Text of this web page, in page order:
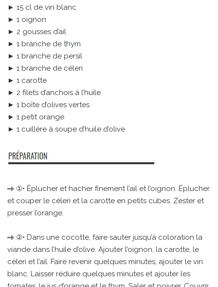
► 15 cl de vin blanc
► 1 oignon
► 2 gousses d’ail
► 1 branche de thym
► 1 branche de persil
► 1 branche de céleri
► 1 carotte
► 2 filets d’anchois à l’huile
► 1 boîte d’olives vertes
► 1 petit orange
► 1 cuillère à soupe d’huile d’olive
①• Éplucher et hacher finement l’ail et l’oignon. Éplucher
et couper le céleri et la carotte en petits cubes. Zester et
presser l’orange.
②• Dans une cocotte, faire sauter jusqu’à coloration la
viande dans l’huile d’olive. Ajouter l’oignon, la carotte, le
céleri et l’ail. Faire revenir quelques minutes, ajouter le vin
blanc. Laisser réduire quelques minutes et ajouter les